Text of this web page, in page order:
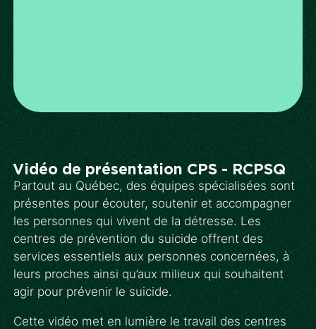
Vidéo de présentation CPS - RCPSQ
Partout au Québec, des équipes spécialisées sont
présentes pour écouter, soutenir et accompagner
les personnes qui vivent de la détresse. Les
centres de prévention du suicide offrent des
services essentiels aux personnes concernées, à
leurs proches ainsi qu’aux milieux qui souhaitent
agir pour prévenir le suicide.
Cette vidéo met en lumière le travail des centres